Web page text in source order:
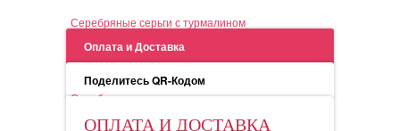
Серебряные серьги с турмалином
Серебряные серьги с турмалином
Оплата и Доставка
Поделитесь QR-Кодом
ОПЛАТА И ДОСТАВКА